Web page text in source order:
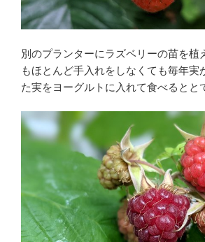
別のプランターにラズベリーの苗を植
もほとんど手入れをしなくても毎年実
た実をヨーグルトに入れて食べるとと